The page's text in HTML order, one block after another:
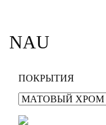
NAU
ПОКРЫТИЯ